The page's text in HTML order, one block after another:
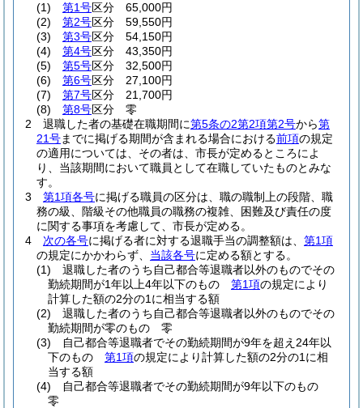
(1)
第1号区分 65,000円
(2)
第2号区分 59,550円
(3)
第3号区分 54,150円
(4)
第4号区分 43,350円
(5)
第5号区分 32,500円
(6)
第6号区分 27,100円
(7)
第7号区分 21,700円
(8)
第8号区分 零
2
退職した者の基礎在職期間に第5条の2第2項第2号から第
21号までに掲げる期間が含まれる場合における前項の規定
の適用については、その者は、市長が定めるところによ
り、当該期間において職員として在職していたものとみな
す。
3
第1項各号に掲げる職員の区分は、職の職制上の段階、職
務の級、階級その他職員の職務の複雑、困難及び責任の度
に関する事項を考慮して、市長が定める。
4
次の各号に掲げる者に対する退職手当の調整額は、 第1項
の規定にかかわらず、 当該各号に定める額とする。
(1)
退職した者のうち自己都合等退職者以外のものでその
勤続期間が1年以上4年以下のもの 第1項の規定により
計算した額の2分の1に相当する額
(2)
退職した者のうち自己都合等退職者以外のものでその
勤続期間が零のもの 零
(3)
自己都合等退職者でその勤続期間が9年を超え24年以
下のもの 第1項の規定により計算した額の2分の1に相
当する額
(4)
自己都合等退職者でその勤続期間が9年以下のもの
零